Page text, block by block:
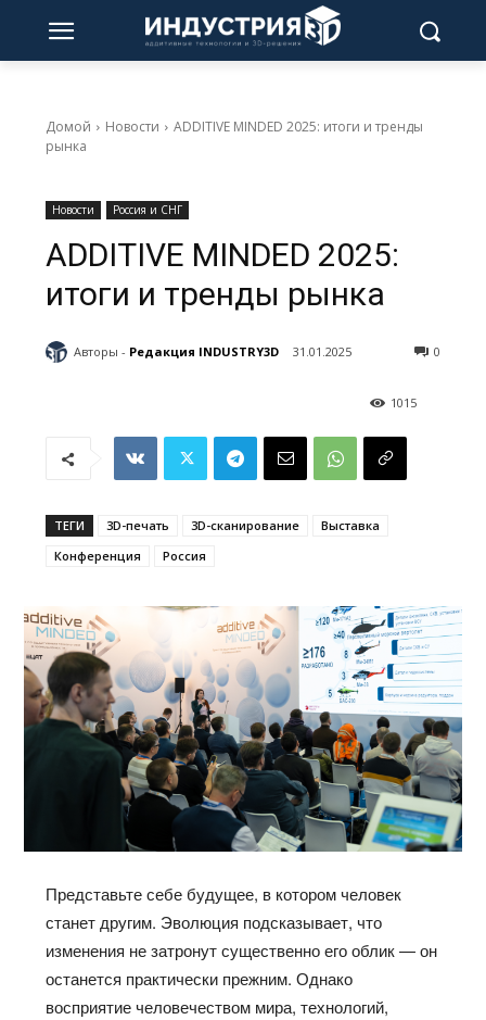
Домой Новости
ADDITIVE MINDED 2025: итоги и тренды
рынка
Новости Россия и СНГ
ADDITIVE MINDED 2025:
итоги и тренды рынка
Авторы - Редакция INDUSTRY3D 31.01.2025 0
1015
ТЕГИ 3D-печать 3D-сканирование
Выставка
Конференция
Россия
Представьте себе будущее, в котором человек
станет другим. Эволюция подсказывает, что
изменения не затронут существенно его облик — он
останется практически прежним. Однако
восприятие человечеством мира, технологий,